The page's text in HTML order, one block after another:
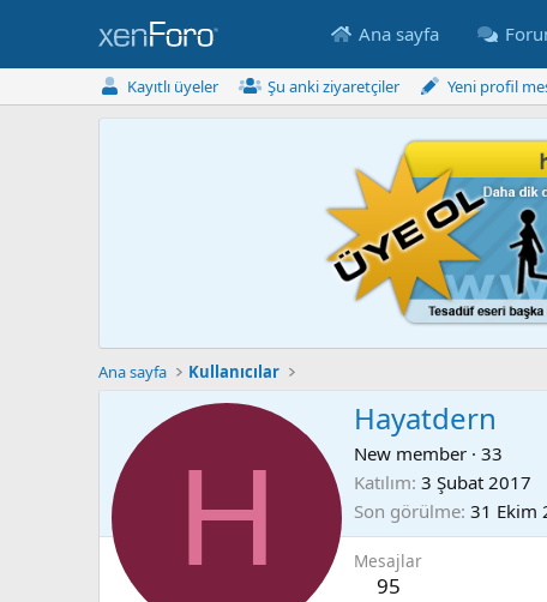
Ana sayfa
Kayıtlı üyeler Şu anki ziyaretçiler Yeni profil
Ana sayfa Kullanıcılar
H
Hayatdern
New member · 33
Katılım 3 Şubat 2017
Son görülme 31 Ekim
Mesajlar
95